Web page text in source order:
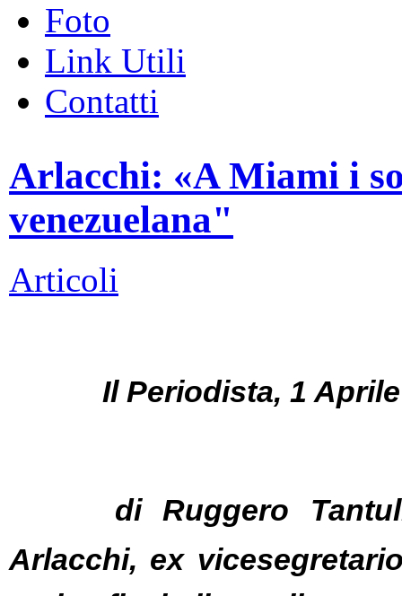
Foto
Link Utili
Contatti
Arlacchi: «A Miami i
venezuelana"
Articoli
Il Periodista, 1
di Ruggero
Arlacchi, ex